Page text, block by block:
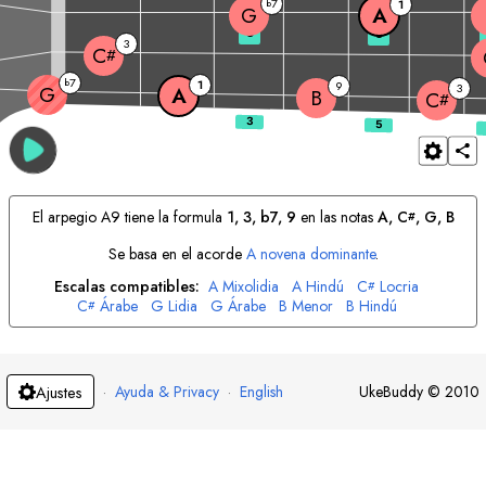
G b7 A 1 B 9
C# 3
C# 3
G A 1
3 5
El arpegio A9 tiene la formula 1, 3, b7, 9 en las notas A, C#, G, B
Se basa en el acorde Anovena dominante.
Escalas compatibles: A Mixolidia A Hindú C# Locria
C# Árabe G Lidia G Árabe B Menor B Hindú
Ajustes · Ayuda & Privacy · English UkeBuddy © 2010